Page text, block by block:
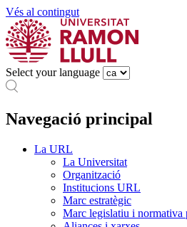
Vés al contingut
Select your language
Navegació principal
La URL
La Universitat
Organització
Institucions URL
Marc estratègic
Marc legislatiu i normativa